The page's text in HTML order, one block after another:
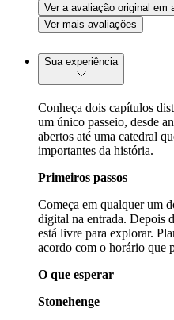
Ver a avaliação original em
Ver mais avaliações
Sua experiência
Conheça dois capítulos
um único passeio, desde
abertos até uma catedral
importantes da história.
Primeiros passos
Começa em qualquer um
digital na entrada. Depois
está livre para explorar.
acordo com o horário que
O que esperar
Stonehenge